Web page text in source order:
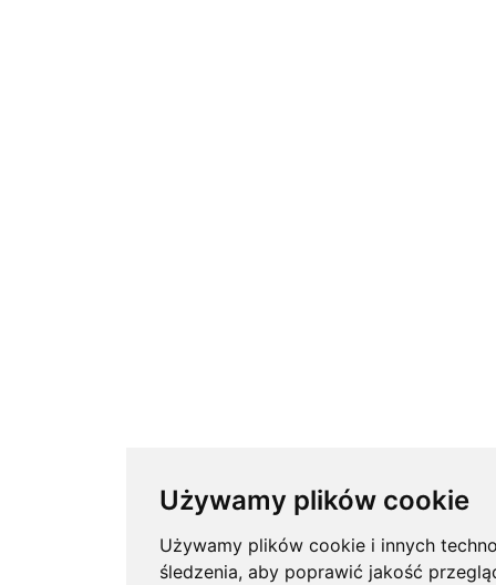
Używamy plików cookie
Używamy plików cookie i innych
śledzenia, aby poprawić jakość